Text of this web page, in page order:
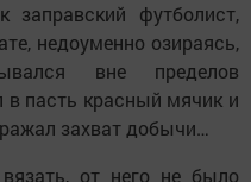
заправский футболист,
недоуменно озираясь,
вне пределов
пасть красный мячик и
захват добычи…
от него не было